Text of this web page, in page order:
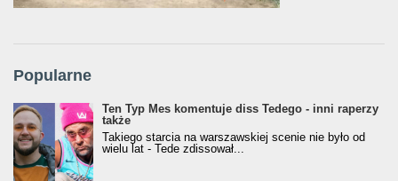
Popularne
Ten Typ Mes komentuje diss Tedego - inni raperzy
także
Takiego starcia na warszawskiej scenie nie było od
wielu lat - Tede zdissował...